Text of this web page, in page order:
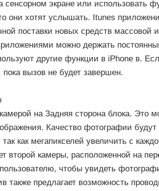
сенсорном экране или использовать
они хотят услышать. Itunes
поставки новых средств массовой
можно держать
другие функции в iPhone в.
вызов не будет завершен.
на Задняя сторона блока. Это
Качество фотографии будут
как мегапикселей увеличить с
второй камеры, расположенной на
чтобы увидеть
также предлагает возможность